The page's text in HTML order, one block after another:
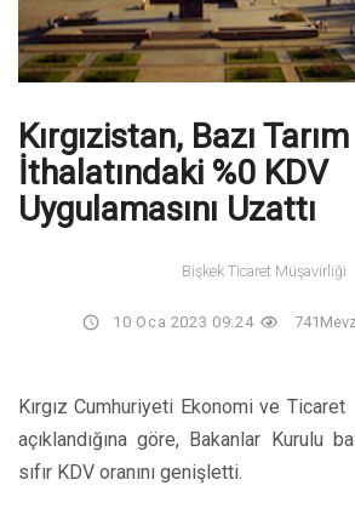
Kırgızistan, Bazı
İthalatındaki %0 KDV
Uygulamasını Uzattı
Bişkek Ticaret Müşavirliği
10 Oca 2023 09:24 741
Kırgız Cumhuriyeti Ekonomi ve Ticaret
açıklandığına göre, Bakanlar Kurulu
sıfır KDV oranını genişletti.